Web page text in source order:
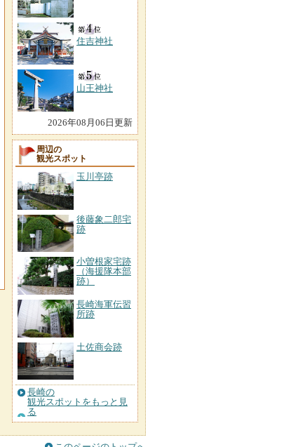
住吉神社
山王神社
2026年08月06日更新
周辺の
観光スポット
玉川亭跡
後藤象二郎宅
跡
小曽根家宅跡
（海援隊本部
跡）
長崎海軍伝習
所跡
土佐商会跡
長崎の
観光スポットをもっと見
る